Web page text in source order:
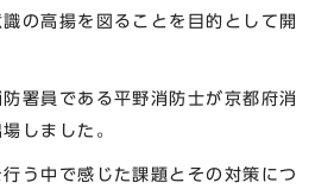
の高揚を図ることを目的として開
署員である平野消防士が京都府消
しました。
う中で感じた課題とその対策につ